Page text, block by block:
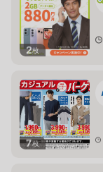
2枚
7枚